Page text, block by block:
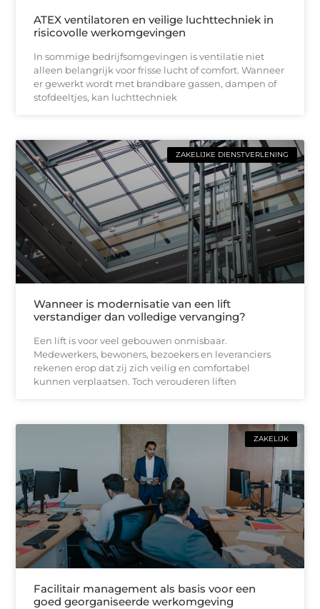
ATEX ventilatoren en veilige luchttechniek in
risicovolle werkomgevingen
In sommige bedrijfsomgevingen is ventilatie niet
alleen belangrijk voor frisse lucht of comfort. Wanneer
er gewerkt wordt met brandbare gassen, dampen of
stofdeeltjes, kan luchttechniek
ZAKELIJKE DIENSTVERLENING
Wanneer is modernisatie van een lift
verstandiger dan volledige vervanging?
Een lift is voor veel gebouwen onmisbaar.
Medewerkers, bewoners, bezoekers en leveranciers
rekenen erop dat zij zich veilig en comfortabel
kunnen verplaatsen. Toch verouderen liften
ZAKELIJK
Facilitair management als basis voor een
goed georganiseerde werkomgeving